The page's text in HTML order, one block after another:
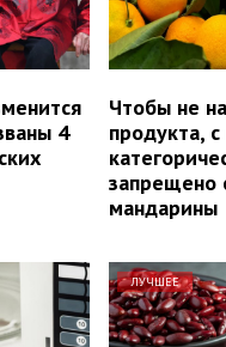
4
Чтобы не
продукта,
запрещено
мандарины
ЛУЧШЕЕ